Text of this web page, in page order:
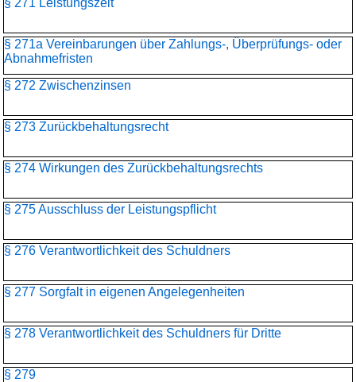
§ 271 Leistungszeit
§ 271a Vereinbarungen über Zahlungs-, Überprüfungs- oder
Abnahmefristen
§ 272 Zwischenzinsen
§ 273 Zurückbehaltungsrecht
§ 274 Wirkungen des Zurückbehaltungsrechts
§ 275 Ausschluss der Leistungspflicht
§ 276 Verantwortlichkeit des Schuldners
§ 277 Sorgfalt in eigenen Angelegenheiten
§ 278 Verantwortlichkeit des Schuldners für Dritte
§ 279